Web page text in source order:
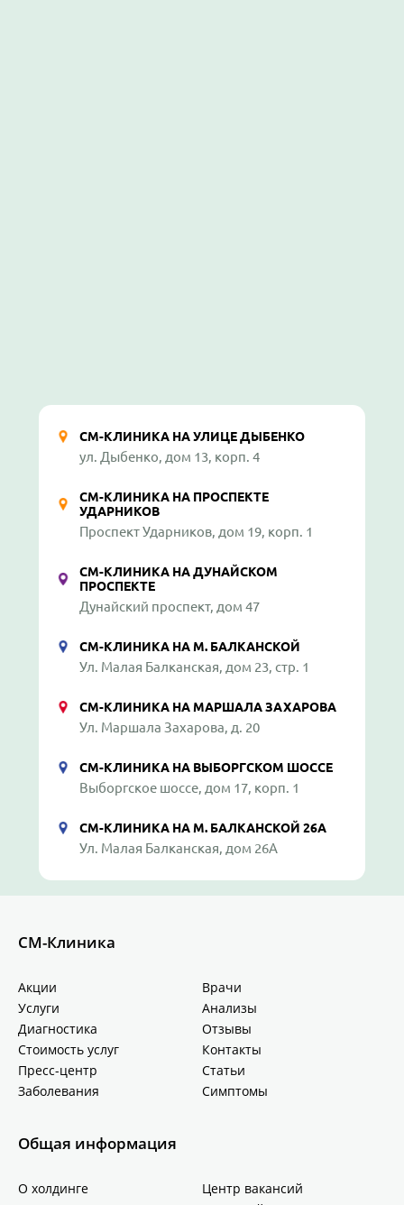
СМ-КЛИНИКА НА УЛИЦЕ ДЫБЕНКО
ул. Дыбенко, дом 13, корп. 4
СМ-КЛИНИКА НА ПРОСПЕКТЕ
УДАРНИКОВ
Проспект Ударников, дом 19, корп. 1
СМ-КЛИНИКА НА ДУНАЙСКОМ
ПРОСПЕКТЕ
Дунайский проспект, дом 47
СМ-КЛИНИКА НА М. БАЛКАНСКОЙ
Ул. Малая Балканская, дом 23, стр. 1
СМ-КЛИНИКА НА МАРШАЛА ЗАХАРОВА
Ул. Маршала Захарова, д. 20
СМ-КЛИНИКА НА ВЫБОРГСКОМ ШОССЕ
Выборгское шоссе, дом 17, корп. 1
СМ-КЛИНИКА НА М. БАЛКАНСКОЙ 26А
Ул. Малая Балканская, дом 26А
СМ-Клиника
Акции
Врачи
Услуги
Анализы
Диагностика
Отзывы
Стоимость услуг
Контакты
Пресс-центр
Статьи
Заболевания
Симптомы
Общая информация
О холдинге
Центр вакансий